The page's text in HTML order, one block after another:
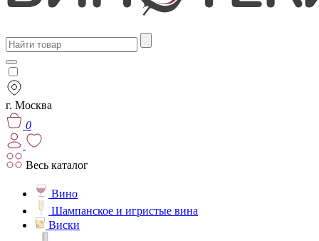
г. Москва
0
Весь каталог
Вино
Шампанское и игристые вина
Виски